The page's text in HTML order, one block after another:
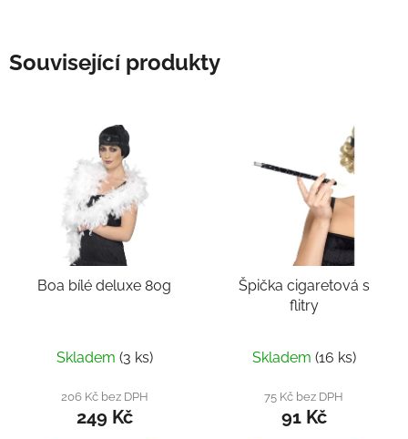
Související produkty
Boa bílé deluxe 80g
Skladem (3 ks)
206 Kč bez DPH
249 Kč
Špička cigaretová s
flitry
Skladem (16 ks)
75 Kč bez DPH
91 Kč